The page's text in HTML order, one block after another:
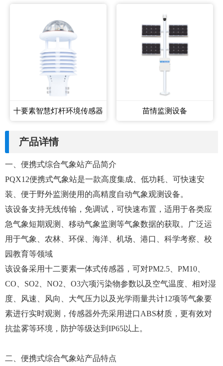
十要素智慧灯杆环境传感器 苗情监测设备
产品详情
一、便携式综合气象站产品简介
PQX12便携式气象站是一款高度集成、低功耗、可快速安
装、便于野外监测使用的高精度自动气象观测设备。
该设备支持无线传输，免调试，可快速布置，适用于各类应
急气象短期观测、移动气象监测等气象数据的获取。广泛运
用于气象、农林、环保、海洋、机场、港口、科学考察、校
园教育等领域
该设备采用十二要素一体式传感器，可对PM2.5、PM10、
CO、SO2、NO2、O3六项污染物参数以及空气温度、相对湿
度、风速、风向、大气压力以及光学雨量共计12项等气象要
素进行实时观测，传感器外壳采用进口ABS材质，更有效对
抗盐雾等环境，防护等级达到IP65以上。
二、便携式综合气象站产品特点